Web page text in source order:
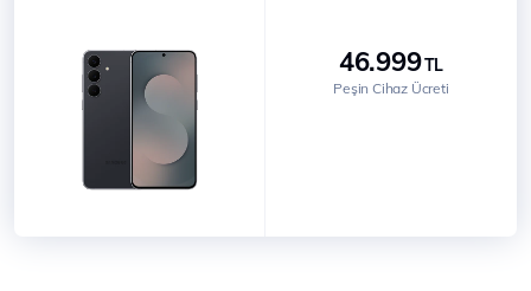
46.999TL
Peşin Cihaz Ücreti